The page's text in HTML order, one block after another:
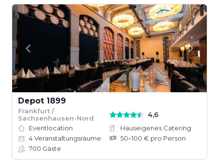
Depot 1899
Frankfurt /
Sachsenhausen-Nord
4,6
Eventlocation
Hauseigenes Catering
4Veranstaltungsräume
50–100 € pro Person
700 Gäste